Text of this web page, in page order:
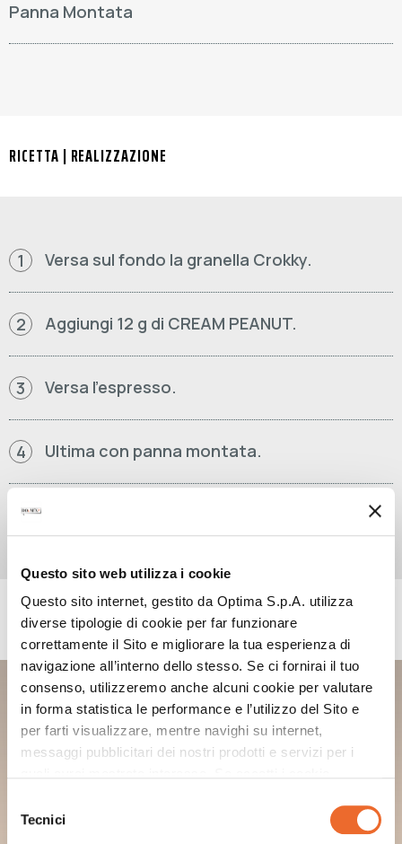
Questo sito web utilizza i cookie
Questo sito internet, gestito da Optima S.p.A. utilizza
diverse tipologie di cookie per far funzionare
correttamente il Sito e migliorare la tua esperienza di
navigazione all’interno dello stesso. Se ci fornirai il tuo
consenso, utilizzeremo anche alcuni cookie per valutare
in forma statistica le performance e l’utilizzo del Sito e
per farti visualizzare, mentre navighi su internet,
messaggi pubblicitari dei nostri prodotti e servizi per i
delTecnici
Panna Montata
RICETTA | REALIZZAZIONE
1 Versa sul fondo la granella Crokky.
2 Aggiungi 12 g di CREAM PEANUT.
3 Versa l'espresso.
4 Ultima con panna montata.
5
PRODOTTI UTILIZZATI
DOUMIX?CARAMEL CREAM